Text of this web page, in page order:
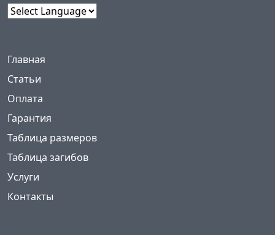
Главная
Статьи
Оплата
Гарантия
Таблица размеров
Таблица загибов
Услуги
Контакты